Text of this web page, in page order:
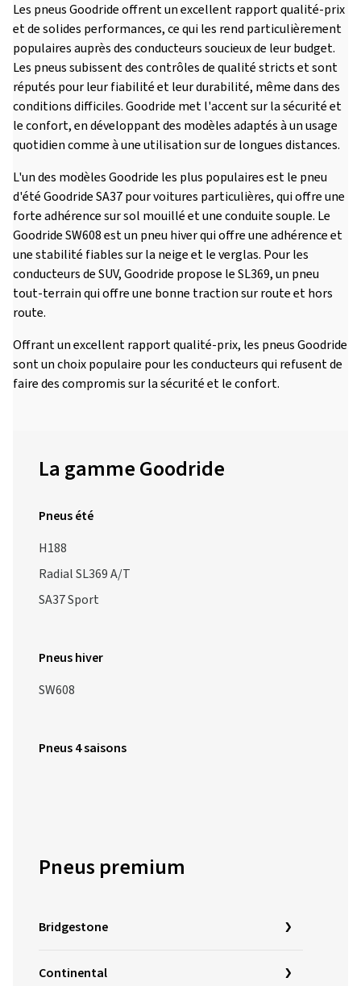
Les pneus Goodride offrent un excellent rapport qualité-prix
et de solides performances, ce qui les rend particulièrement
populaires auprès des conducteurs soucieux de leur budget.
Les pneus subissent des contrôles de qualité stricts et sont
réputés pour leur fiabilité et leur durabilité, même dans des
conditions difficiles. Goodride met l'accent sur la sécurité et
le confort, en développant des modèles adaptés à un usage
quotidien comme à une utilisation sur de longues distances.
L'un des modèles Goodride les plus populaires est le pneu
d'été Goodride SA37 pour voitures particulières, qui offre une
forte adhérence sur sol mouillé et une conduite souple. Le
Goodride SW608 est un pneu hiver qui offre une adhérence et
une stabilité fiables sur la neige et le verglas. Pour les
conducteurs de SUV, Goodride propose le SL369, un pneu
tout-terrain qui offre une bonne traction sur route et hors
route.
Offrant un excellent rapport qualité-prix, les pneus Goodride
sont un choix populaire pour les conducteurs qui refusent de
faire des compromis sur la sécurité et le confort.
La gamme Goodride
Pneus été
H188
Radial SL369 A/T
SA37 Sport
Pneus hiver
SW608
Pneus 4 saisons
Pneus premium
Bridgestone
Continental